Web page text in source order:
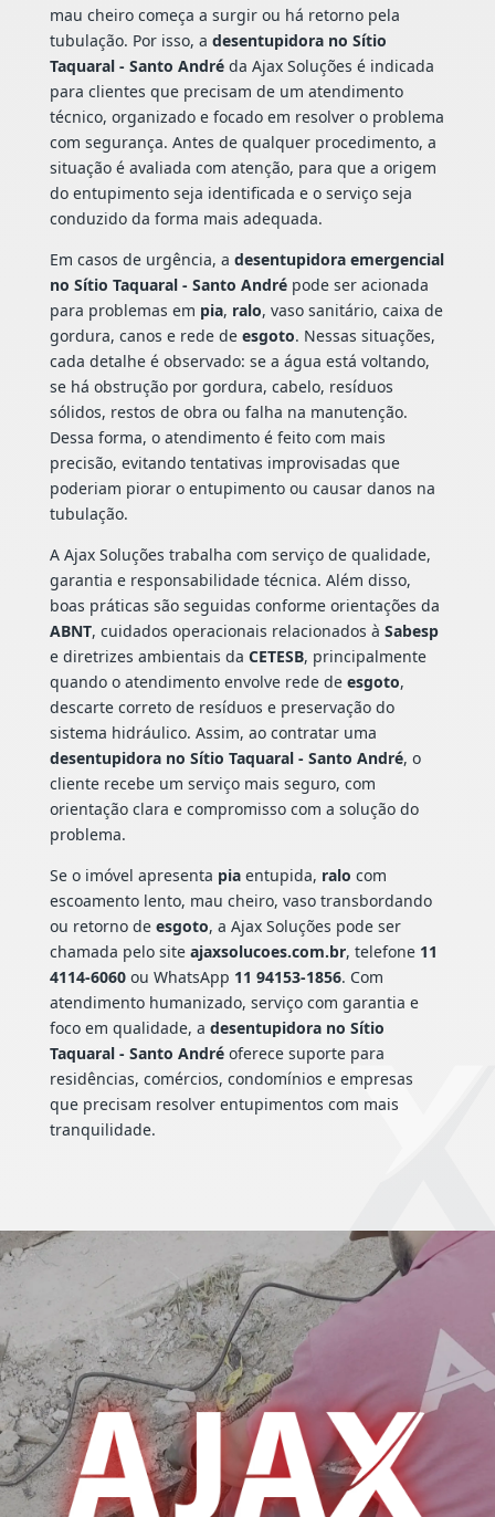
mau cheiro começa a surgir ou há retorno pela
tubulação. Por isso, a desentupidora no Sítio
Taquaral - Santo Andréda Ajax Soluções é indicada
para clientes que precisam de um atendimento
técnico, organizado e focado em resolver o problema
com segurança. Antes de qualquer procedimento, a
situação é avaliada com atenção, para que a origem
do entupimento seja identificada e o serviço seja
conduzido da forma mais adequada.
Em casos de urgência, a desentupidora emergencial
no Sítio Taquaral - Santo Andrépode ser acionada
para problemas em pia, ralo, vaso sanitário, caixa de
gordura, canos e rede de esgoto. Nessas situações,
cada detalhe é observado: se a água está voltando,
se há obstrução por gordura, cabelo, resíduos
sólidos, restos de obra ou falha na manutenção.
Dessa forma, o atendimento é feito com mais
precisão, evitando tentativas improvisadas que
poderiam piorar o entupimento ou causar danos na
tubulação.
A Ajax Soluções trabalha com serviço de qualidade,
garantia e responsabilidade técnica. Além disso,
boas práticas são seguidas conforme orientações da
ABNT, cuidados operacionais relacionados à Sabesp
e diretrizes ambientais da CETESB, principalmente
quando o atendimento envolve rede de esgoto,
descarte correto de resíduos e preservação do
sistema hidráulico. Assim, ao contratar uma
desentupidora no Sítio Taquaral - Santo André, o
cliente recebe um serviço mais seguro, com
orientação clara e compromisso com a solução do
problema.
Se o imóvel apresenta piaentupida, ralo com
escoamento lento, mau cheiro, vaso transbordando
ou retorno de esgoto, a Ajax Soluções pode ser
chamada pelo site ajaxsolucoes.com.br, telefone 11
4114-6060ou WhatsApp 11 94153-1856. Com
atendimento humanizado, serviço com garantia e
foco em qualidade, a desentupidora no Sítio
Taquaral - Santo Andréoferece suporte para
residências, comércios, condomínios e empresas
que precisam resolver entupimentos com mais
tranquilidade.